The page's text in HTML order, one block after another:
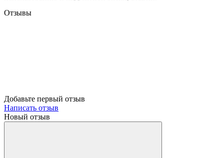
Отзывы
Добавьте первый отзыв
Написать отзыв
Новый отзыв